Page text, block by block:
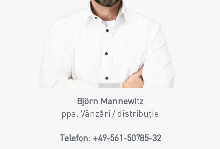
Björn Mannewitz
ppa. Vânzări / distribuție
Telefon: +49-561-50785-32